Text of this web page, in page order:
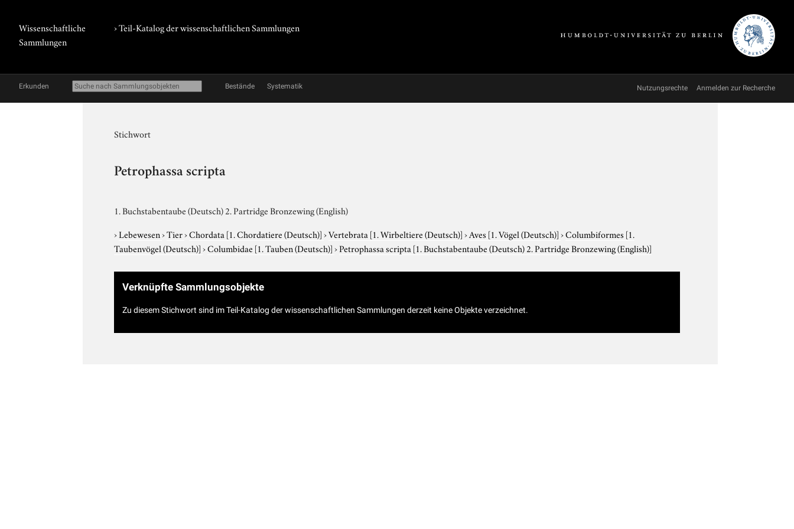
Wissenschaftliche
Sammlungen
› Teil-Katalog der wissenschaftlichen Sammlungen
Erkunden Bestände Systematik Nutzungsrechte Anmelden zur Recherche
Stichwort
Petrophassa scripta
1. Buchstabentaube (Deutsch) 2. Partridge Bronzewing (English)
›Lebewesen›Tier›Chordata [1. Chordatiere (Deutsch)]›Vertebrata [1. Wirbeltiere (Deutsch)]›Aves [1. Vögel (Deutsch)]›Columbiformes [1.
Taubenvögel (Deutsch)]›Columbidae [1. Tauben (Deutsch)]›Petrophassa scripta [1. Buchstabentaube (Deutsch) 2. Partridge Bronzewing (English)]
Verknüpfte Sammlungsobjekte
Zu diesem Stichwort sind im Teil-Katalog der wissenschaftlichen Sammlungen derzeit keine Objekte verzeichnet.